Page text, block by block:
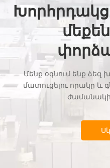
Մենք օգնում ենք ձեզ
մատուցելու որակը և